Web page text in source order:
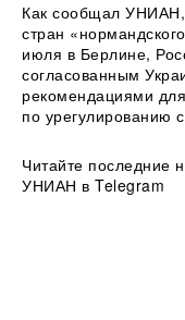
Как сообщал УНИАН,
стран
июля в Берлине,
согласованным
рекомендациями
по урегулированию
Читайте последние
УНИАН в Telegram